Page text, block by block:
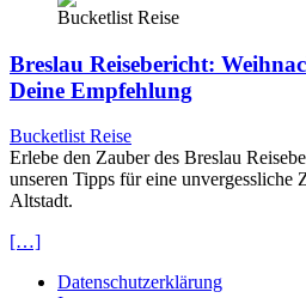
Bucketlist Reise
Breslau Reisebericht:
Deine Empfehlung
Bucketlist Reise
Erlebe den Zauber des Breslau
unseren Tipps für eine unvergessliche
Altstadt.
[…]
Datenschutzerklärung